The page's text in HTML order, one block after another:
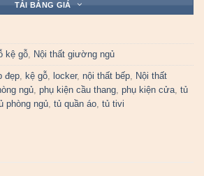
TẢI BẢNG GIÁ
kệ gỗ, Nội thất giường ngủ
đẹp, kệ gỗ, locker, nội thất bếp, Nội thất
ngủ, phụ kiện cầu thang, phụ kiện cửa, tủ
phòng ngủ, tủ quần áo, tủ tivi